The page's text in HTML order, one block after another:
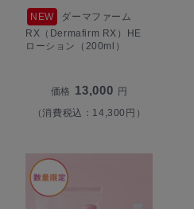
NEW
ダーマファーム
RX（Dermafirm RX）HE
ローション（200ml）
価格 13,000 円
（消費税込：14,300円）